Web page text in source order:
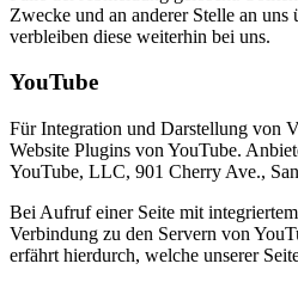
Zwecke und an anderer Stelle an uns
verbleiben diese weiterhin bei uns.
YouTube
Für Integration und Darstellung von
Website Plugins von YouTube.
YouTube, LLC, 901 Cherry Ave.,
Bei Aufruf einer Seite mit
Verbindung zu den Servern von
erfährt hierdurch, welche unserer